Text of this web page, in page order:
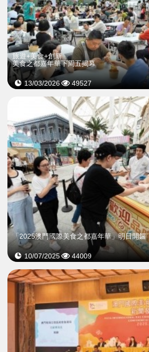
旅遊+美食+創新
美食之都嘉年華下周五揭幕
13/03/2026 49527
「2025澳門國際美食之都嘉年華」明日開鑼
10/07/2025 44009